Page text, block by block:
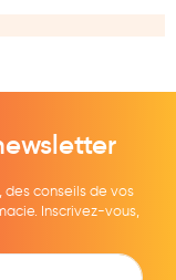
des conseils de vos
Inscrivez-vous,